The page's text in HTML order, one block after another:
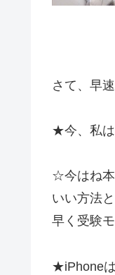
さて、早
★今、私は
☆今はね
いい方法
早く受験
★iPhone